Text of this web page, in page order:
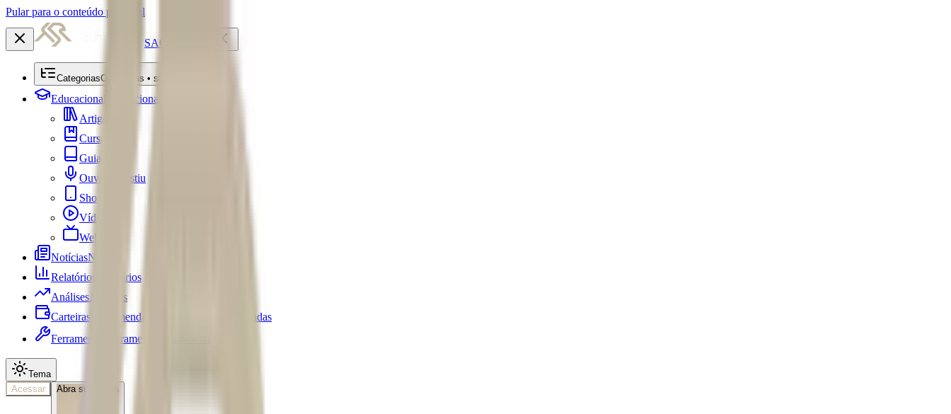
Pular para o conteúdo principal
SACRE
CategoriasCategorias • submenu
Educacional
Educacional
Artigos
Cursos
Guias
Ouviu Investiu
Shorts
Vídeos
Webséries
NotíciasNotícias
Relatórios
Relatórios
Análises Análises
Carteiras Recomendadas
Carteiras Recomendadas
Ferramentas
Ferramentas • submenu
Tema
Acessar
Abra sua conta